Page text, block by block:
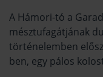
A Hámori-tó a
mésztufagátjának
történelemben
ben, egy pálos